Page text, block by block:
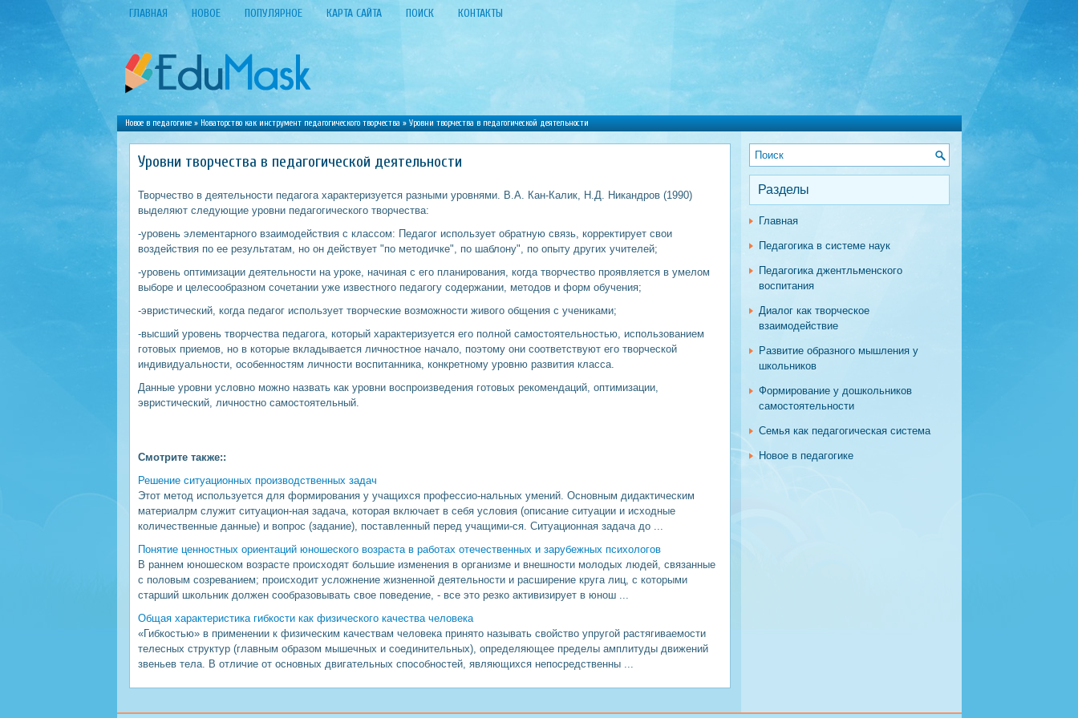
ГЛАВНАЯ НОВОЕ ПОПУЛЯРНОЕ КАРТА САЙТА ПОИСК КОНТАКТЫ
Новое в педагогике»Новаторство как инструмент педагогического творчества» Уровни творчества в педагогической деятельности
Уровни творчества в педагогической деятельности
Творчество в деятельности педагога характеризуется разными уровнями. В.А. Кан-Калик, Н.Д. Никандров (1990)
выделяют следующие уровни педагогического творчества:
-уровень элементарного взаимодействия с классом: Педагог использует обратную связь, корректирует свои
воздействия по ее результатам, но он действует "по методичке", по шаблону", по опыту других учителей;
-уровень оптимизации деятельности на уроке, начиная с его планирования, когда творчество проявляется в умелом
выборе и целесообразном сочетании уже известного педагогу содержании, методов и форм обучения;
-эвристический, когда педагог использует творческие возможности живого общения с учениками;
-высший уровень творчества педагога, который характеризуется его полной самостоятельностью, использованием
готовых приемов, но в которые вкладывается личностное начало, поэтому они соответствуют его творческой
индивидуальности, особенностям личности воспитанника, конкретному уровню развития класса.
Данные уровни условно можно назвать как уровни воспроизведения готовых рекомендаций, оптимизации,
эвристический, личностно самостоятельный.
Смотрите также::
Решение ситуационных производственных задач
Этот метод используется для формирования у учащихся профессио-нальных умений. Основным дидактическим
материалрм служит ситуацион-ная задача, которая включает в себя условия (описание ситуации и исходные
количественные данные) и вопрос (задание), поставленный перед учащими-ся. Ситуационная задача до ...
Понятие ценностных ориентаций юношеского возраста в работах отечественных и зарубежных психологов
В раннем юношеском возрасте происходят большие изменения в организме и внешности молодых людей, связанные
с половым созреванием; происходит усложнение жизненной деятельности и расширение круга лиц, с которыми
старший школьник должен сообразовывать свое поведение, - все это резко активизирует в юнош ...
Общая характеристика гибкости как физического качества человека
«Гибкостью» в применении к физическим качествам человека принято называть свойство упругой растягиваемости
телесных структур (главным образом мышечных и соединительных), определяющее пределы амплитуды движений
звеньев тела. В отличие от основных двигательных способностей, являющихся непосредственны ...
Разделы
Главная
Педагогика в системе наук
Педагогика джентльменского
воспитания
Диалог как творческое
взаимодействие
Развитие образного мышления у
школьников
Формирование у дошкольников
самостоятельности
Семья как педагогическая система
Новое в педагогике